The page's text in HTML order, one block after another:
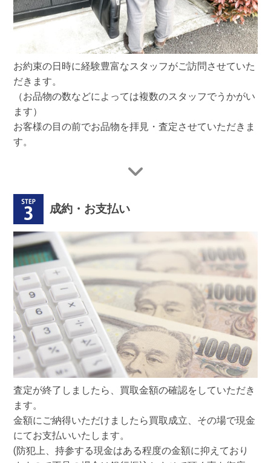
お約束の日時に経験豊富なスタッフがご訪問させていた
だきます。
（お品物の数などによっては複数のスタッフでうかがい
ます）
お客様の目の前でお品物を拝見・査定させていただきま
す。
成約・お支払い
査定が終了しましたら、買取金額の確認をしていただき
ます。
金額にご納得いただけましたら買取成立、その場で現金
にてお支払いいたします。
(防犯上、持参する現金はある程度の金額に抑えており